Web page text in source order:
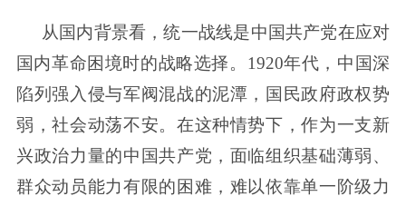
从国内背景看，统一战线是中国共产党在应对
国内革命困境时的战略选择。1920年代，中国深
陷列强入侵与军阀混战的泥潭，国民政府政权势
弱，社会动荡不安。在这种情势下，作为一支新
兴政治力量的中国共产党，面临组织基础薄弱、
群众动员能力有限的困难，难以依靠单一阶级力